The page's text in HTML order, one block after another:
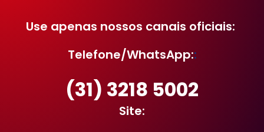
Use apenas nossos canais oficiais:
Telefone/WhatsApp::
(31) 3218 5002
Site: